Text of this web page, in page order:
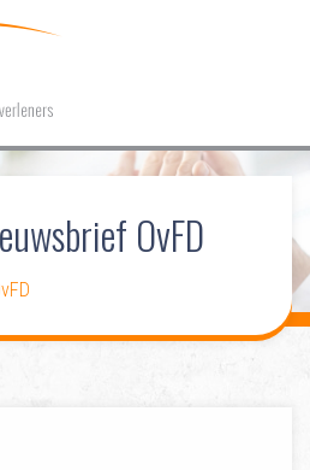
HOME
OVFD
DOSSIERS
OvFD